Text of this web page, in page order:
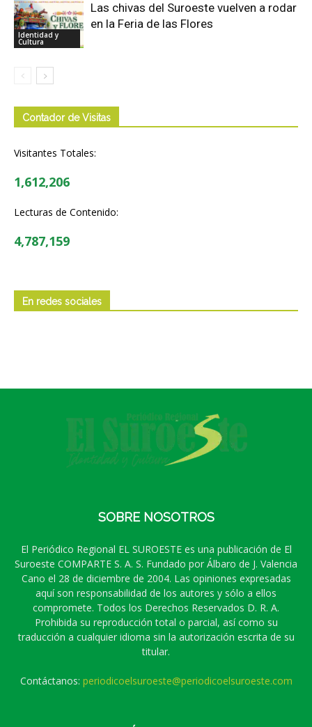
Identidad y
Cultura
Las chivas del Suroeste vuelven a rodar
en la Feria de las Flores
Contador de Visitas
Visitantes Totales:
1,612,206
Lecturas de Contenido:
4,787,159
En redes sociales
SOBRE NOSOTROS
El Periódico Regional EL SUROESTE es una publicación de El
Suroeste COMPARTE S. A. S. Fundado por Álbaro de J. Valencia
Cano el 28 de diciembre de 2004. Las opiniones expresadas
aquí son responsabilidad de los autores y sólo a ellos
compromete. Todos los Derechos Reservados D. R. A.
Prohibida su reproducción total o parcial, así como su
traducción a cualquier idioma sin la autorización escrita de su
titular.
Contáctanos: periodicoelsuroeste@periodicoelsuroeste.com